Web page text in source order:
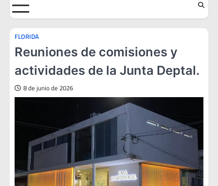
FLORIDA
Reuniones de comisiones y
actividades de la Junta Deptal.
8 de junio de 2026